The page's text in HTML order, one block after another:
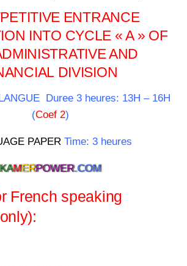
ENTRANCE
INTO CYCLE « A » OF
AND
DIVISION
Duree 3 heures: 13H – 16H
(Coef 2)
PAPER Time: 3 heures
KAMERPOWER.COM
French speaking